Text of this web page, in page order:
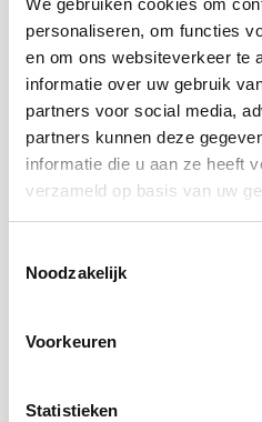
personaliseren, om functies
en om ons websiteverkeer te
informatie over uw gebruik
partners voor social media,
partners kunnen deze
informatie die u aan ze heeft
verzameld op basis van uw
Noodzakelijk
Voorkeuren
Statistieken
Extreme
smoothing
250ml recycled
keratinepeptide,
plantenextracten,